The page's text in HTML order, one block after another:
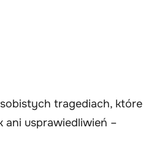
tragediach, które
ani usprawiedliwień –